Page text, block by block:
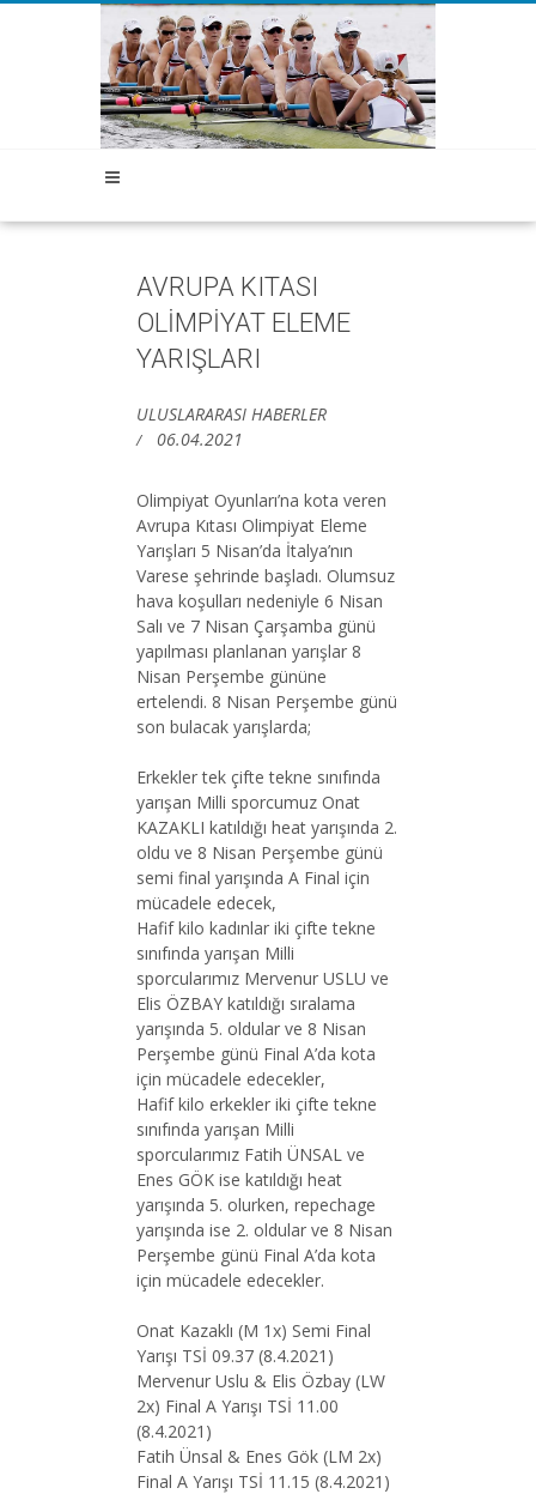
AVRUPA KITASI
OLİMPİYAT ELEME
YARIŞLARI
ULUSLARARASI HABERLER
06.04.2021
Olimpiyat Oyunları’na kota veren
Avrupa Kıtası Olimpiyat Eleme
Yarışları 5 Nisan’da İtalya’nın
Varese şehrinde başladı. Olumsuz
hava koşulları nedeniyle 6 Nisan
Salı ve 7 Nisan Çarşamba günü
yapılması planlanan yarışlar 8
Nisan Perşembe gününe
ertelendi. 8 Nisan Perşembe günü
son bulacak yarışlarda;
Erkekler tek çifte tekne sınıfında
yarışan Milli sporcumuz Onat
KAZAKLI katıldığı heat yarışında 2.
oldu ve 8 Nisan Perşembe günü
semi final yarışında A Final için
mücadele edecek,
Hafif kilo kadınlar iki çifte tekne
sınıfında yarışan Milli
sporcularımız Mervenur USLU ve
Elis ÖZBAY katıldığı sıralama
yarışında 5. oldular ve 8 Nisan
Perşembe günü Final A’da kota
için mücadele edecekler,
Hafif kilo erkekler iki çifte tekne
sınıfında yarışan Milli
sporcularımız Fatih ÜNSAL ve
Enes GÖK ise katıldığı heat
yarışında 5. olurken, repechage
yarışında ise 2. oldular ve 8 Nisan
Perşembe günü Final A’da kota
için mücadele edecekler.
Onat Kazaklı (M 1x) Semi Final
Yarışı TSİ 09.37 (8.4.2021)
Mervenur Uslu & Elis Özbay (LW
2x) Final A Yarışı TSİ 11.00
(8.4.2021)
Fatih Ünsal & Enes Gök (LM 2x)
Final A Yarışı TSİ 11.15 (8.4.2021)